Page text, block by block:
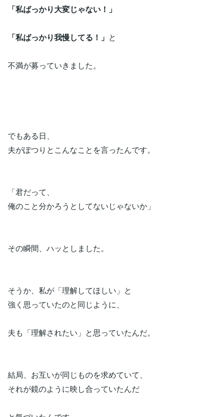
「私ばっかり大変じゃない！」
「私ばっかり我慢してる！」 と
不満が募っていきました。
でもある日、
夫がぽつりとこんなことを言ったんです。
「君だって、
俺のこと分かろうとしてないじゃないか」
その瞬間、ハッとしました。
そうか、私が「理解してほしい」と
強く思っていたのと同じように、
夫も「理解されたい」と思っていたんだ。
結局、お互いが同じものを求めていて、
それが鏡のように映し合っていたんだ